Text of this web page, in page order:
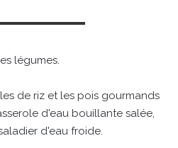
légumes.
de riz et les pois gourmands
d'eau bouillante salée,
d'eau froide.